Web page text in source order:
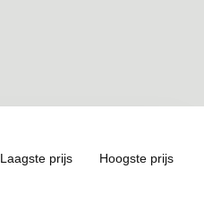
Laagste prijs Hoogste prijs